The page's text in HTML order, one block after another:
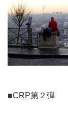
■CRP第２弾